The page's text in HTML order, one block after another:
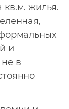
кв.м. жилья.
и
в